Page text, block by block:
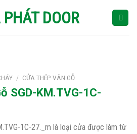
/ CỬA THÉP VÂN GỖ
SGD-KM.TVG-1C-
1C-27._m là loại cửa được làm từ